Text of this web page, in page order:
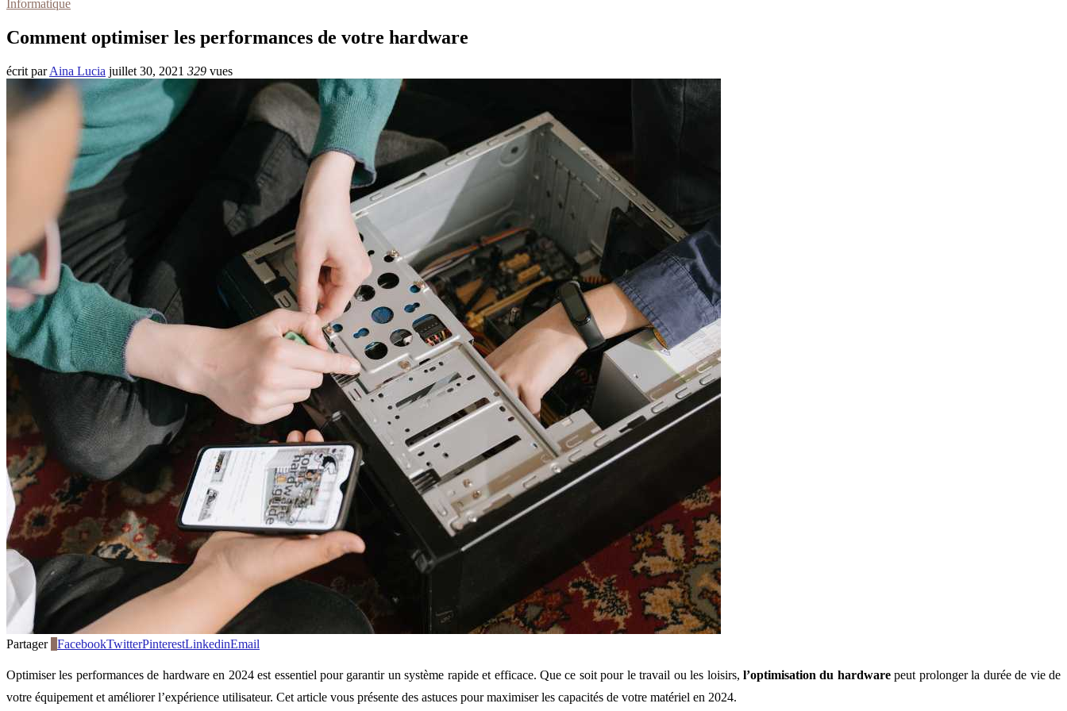
Informatique
Comment optimiser les performances de votre hardware
écrit parAina Lucia juillet 30, 2021 329 vues
Partager FacebookTwitterPinterestLinkedinEmail
Optimiser les performances de hardware en 2024 est essentiel pour garantir un système rapide et efficace. Que ce soit pour le travail ou les loisirs,l’optimisation du hardwarepeut prolonger la durée de vie de
votre équipement et améliorer l’expérience utilisateur. Cet article vous présente des astuces pour maximiser les capacités de votre matériel en 2024.